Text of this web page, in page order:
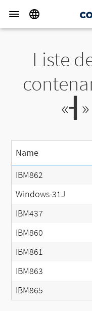
Liste
Name
IBM862
Windows-31J
IBM437
IBM860
IBM861
IBM863
IBM865